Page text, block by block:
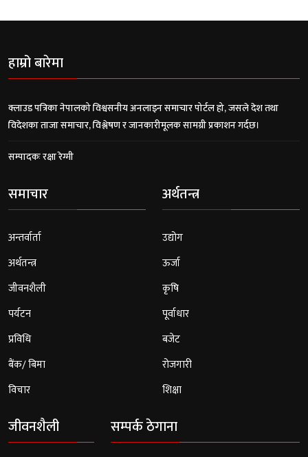
हाम्रो बारेमा
क्लाउड पत्रिका नेपालको विश्वसनीय अनलाइन समाचार पोर्टल हो, जसले देश तथा
विदेशका ताजा समाचार, विश्लेषण र जानकारीमूलक सामग्री प्रकाशन गर्दछ।
सम्पादकः रक्षा रेग्मी
समाचार
अन्तर्वार्ता
अर्थतन्त्र
जीवनशैली
पर्यटन
प्रविधि
बैंक/ बिमा
विचार
अर्थतन्त्र
उद्योग
ऊर्जा
कृषि
पूर्वाधार
बजेट
रोजगारी
शिक्षा
जीवनशैली सम्पर्क ठेगाना